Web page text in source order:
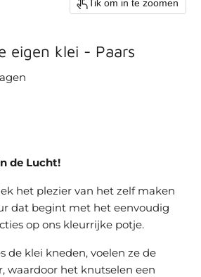
Tik om in te zoomen
eigen klei - Paars
prijs
de Lucht!
het plezier van het zelf maken
dat begint met het eenvoudig
op ons kleurrijke potje.
de klei kneden, voelen ze de
waardoor het knutselen een